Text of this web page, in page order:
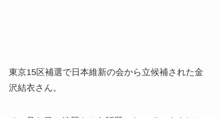
東京15区補選で日本維新の会から立候補された金
沢結衣さん。